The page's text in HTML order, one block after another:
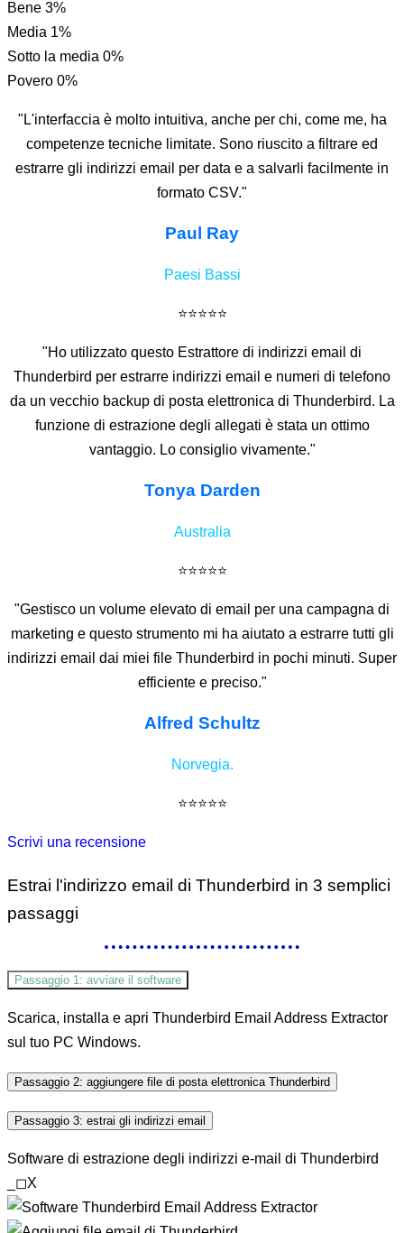
Bene 3%
Media 1%
Sotto la media 0%
Povero 0%
"L'interfaccia è molto intuitiva, anche per chi, come me, ha
competenze tecniche limitate. Sono riuscito a filtrare ed
estrarre gli indirizzi email per data e a salvarli facilmente in
formato CSV."
Paul Ray
Paesi Bassi
⭐⭐⭐⭐⭐
"Ho utilizzato questo Estrattore di indirizzi email di
Thunderbird per estrarre indirizzi email e numeri di telefono
da un vecchio backup di posta elettronica di Thunderbird. La
funzione di estrazione degli allegati è stata un ottimo
vantaggio. Lo consiglio vivamente."
Tonya Darden
Australia
⭐⭐⭐⭐⭐
"Gestisco un volume elevato di email per una campagna di
marketing e questo strumento mi ha aiutato a estrarre tutti gli
indirizzi email dai miei file Thunderbird in pochi minuti. Super
efficiente e preciso."
Alfred Schultz
Norvegia.
⭐⭐⭐⭐⭐
Scrivi una recensione
Estrai l'indirizzo email di Thunderbird in 3 semplici
passaggi
Passaggio 1: avviare il software
Scarica, installa e apri Thunderbird Email Address Extractor
sul tuo PC Windows.
Passaggio 2: aggiungere file di posta elettronica Thunderbird
Passaggio 3: estrai gli indirizzi email
Software di estrazione degli indirizzi e-mail di Thunderbird
◻X